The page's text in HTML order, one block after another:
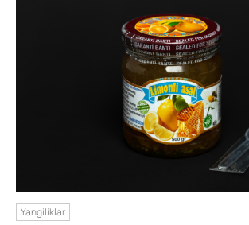
Yangiliklar